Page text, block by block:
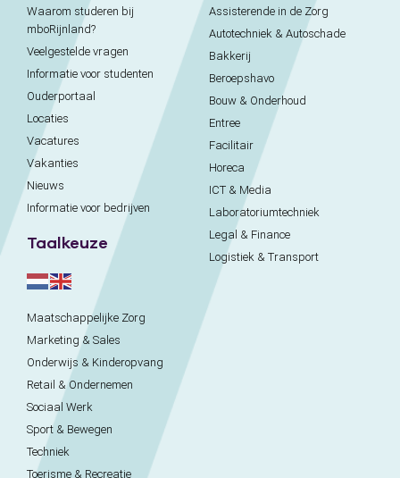
Waarom studeren bij
mboRijnland?
Veelgestelde vragen
Informatie voor studenten
Ouderportaal
Locaties
Vacatures
Vakanties
Nieuws
Informatie voor bedrijven
Taalkeuze
Assisterende in de Zorg
Autotechniek & Autoschade
Bakkerij
Beroepshavo
Bouw & Onderhoud
Entree
Facilitair
Horeca
ICT & Media
Laboratoriumtechniek
Legal & Finance
Logistiek & Transport
Maatschappelijke Zorg
Marketing & Sales
Onderwijs & Kinderopvang
Retail & Ondernemen
Sociaal Werk
Sport & Bewegen
Techniek
Toerisme & Recreatie